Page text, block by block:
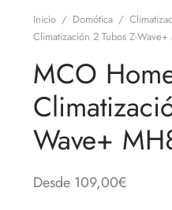
Inicio / Domótica /
Climatización 2 Tubos Z-
MCO
Wave+
Desde 109,00€